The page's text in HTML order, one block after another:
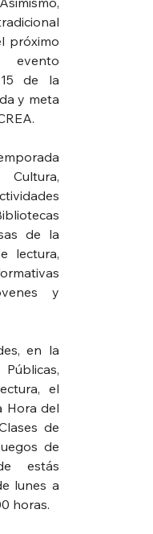
próximo
evento
de la
y meta
Cultura,
de la
lectura,
y
en la
el
Hora del
de
de
estás
lunes a
horas.